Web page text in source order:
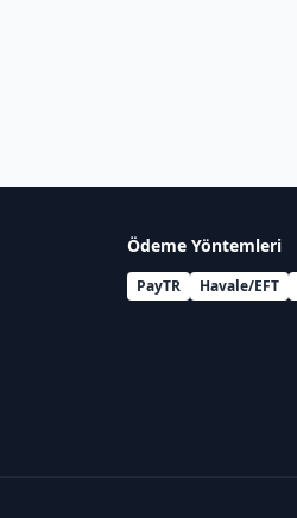
Ödeme Yöntemleri
PayTR Havale/EFT